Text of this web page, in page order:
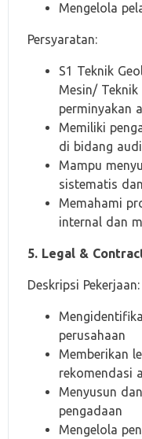
Mengelola
Persyaratan:
S1 Teknik
Mesin/
perminyakan
Memiliki
di bidang
Mampu
sistematis
Memahami
internal dan
5. Legal &
Deskripsi Pekerjaan:
perusahaan
Memberikan
rekomendasi
Menyusun
pengadaan
Mengelola